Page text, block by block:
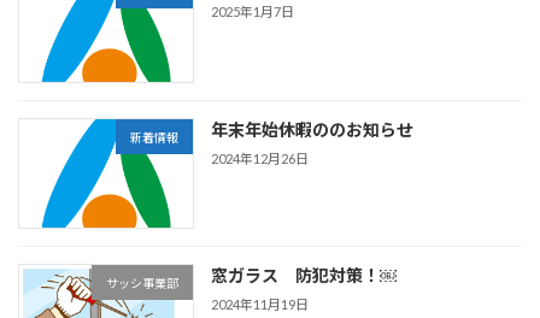
2025年1月7日
新着情報 年末年始休暇ののお知らせ
2024年12月26日
サッシ事業部 窓ガラス 防犯対策！￼
2024年11月19日